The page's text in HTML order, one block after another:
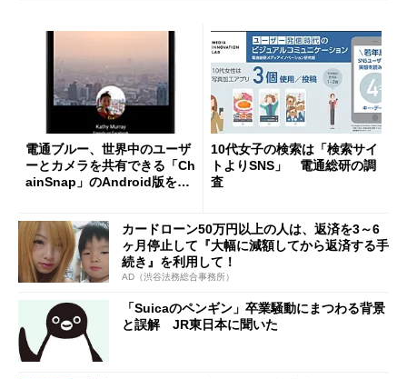
電通ブルー、世界中のユーザ
ーとカメラを共有できる「Ch
ainSnap」のAndroid版を先
10代女子の検索は「検索サイ
トよりSNS」 電通総研の調
査
カードローン50万円以上の人は、返済を3～6
ヶ月停止して『大幅に減額してから返済する手
続き』を利用して！
AD（渋谷法務総合事務所）
「Suicaのペンギン」卒業騒動にまつわる背景
と誤解 JR東日本に聞いた